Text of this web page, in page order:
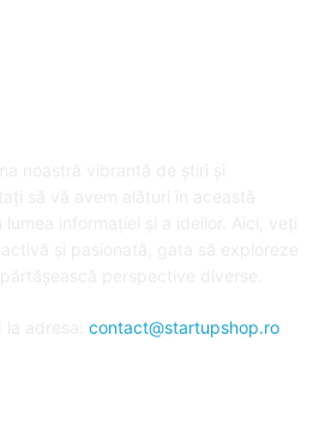
contact@startupshop.ro